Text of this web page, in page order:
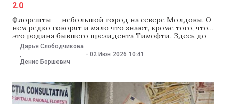
2.0
Флорешты — небольшой город на севере Молдовы. О
нем редко говорят и мало что знают, кроме того, что
это родина бывшего президента Тимофти. Здесь до
сих пор стоят железнодорожный вокзал и арочный
мост начала XX века от создателей Эйфелевой башни.
В новом выпуске «Другой Молдовы» Даша и Денис
отправились во
Дарья Слободчикова
,
Денис Боршевич
- 02 Июн 2026 10:41